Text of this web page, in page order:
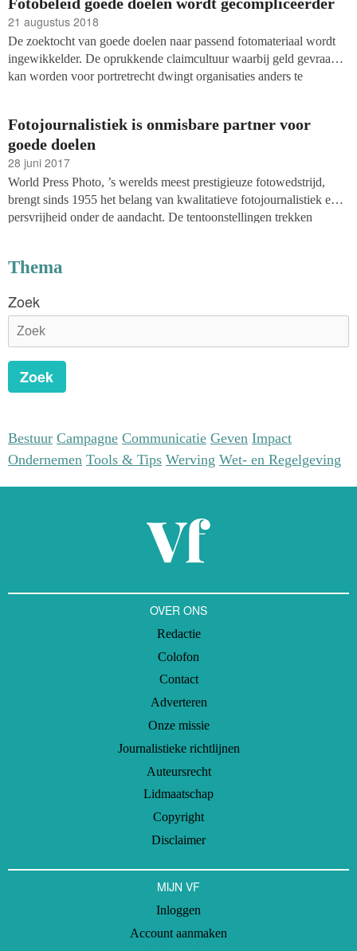
21 augustus 2018
De zoektocht van goede doelen naar passend fotomateriaal wordt
ingewikkelder. De oprukkende claimcultuur waarbij geld gevraagd
kan worden voor portretrecht dwingt organisaties anders te
Fotojournalistiek is onmisbare partner voor
goede doelen
28 juni 2017
World Press Photo, ’s werelds meest prestigieuze fotowedstrijd,
brengt sinds 1955 het belang van kwalitatieve fotojournalistiek en
persvrijheid onder de aandacht. De tentoonstellingen trekken
verhalen en de relatie tot het werk van goede doelen.
Thema
Zoek
Zoek
Bestuur Campagne Communicatie Geven Impact
Ondernemen Tools & Tips Werving Wet- en Regelgeving
OVER ONS
Redactie
Colofon
Contact
Adverteren
Onze missie
Journalistieke richtlijnen
Auteursrecht
Lidmaatschap
Copyright
Disclaimer
MIJN VF
Inloggen
Account aanmaken